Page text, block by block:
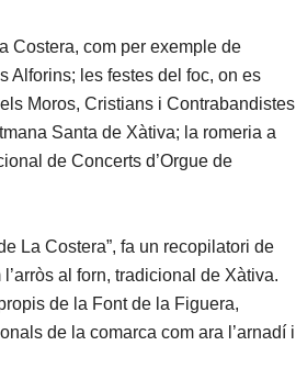
Costera, com per exemple de
Alforins; les festes del foc, on es
Moros, Cristians i Contrabandistes
Santa de Xàtiva; la romeria a
de Concerts d’Orgue de
La Costera”, fa un recopilatori de
al forn, tradicional de Xàtiva.
de la Font de la Figuera,
de la comarca com ara l’arnadí i